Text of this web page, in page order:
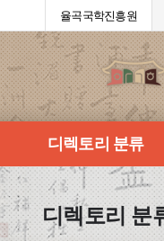
율곡국학진흥원
디렉토리 분류
디렉토리 분